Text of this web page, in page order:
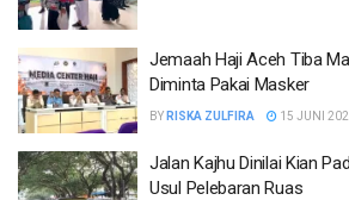
Jemaah Haji Aceh Tiba
Diminta Pakai Masker
BY RISKA ZULFIRA 15 JUNI
Jalan Kajhu Dinilai Kian
Usul Pelebaran Ruas